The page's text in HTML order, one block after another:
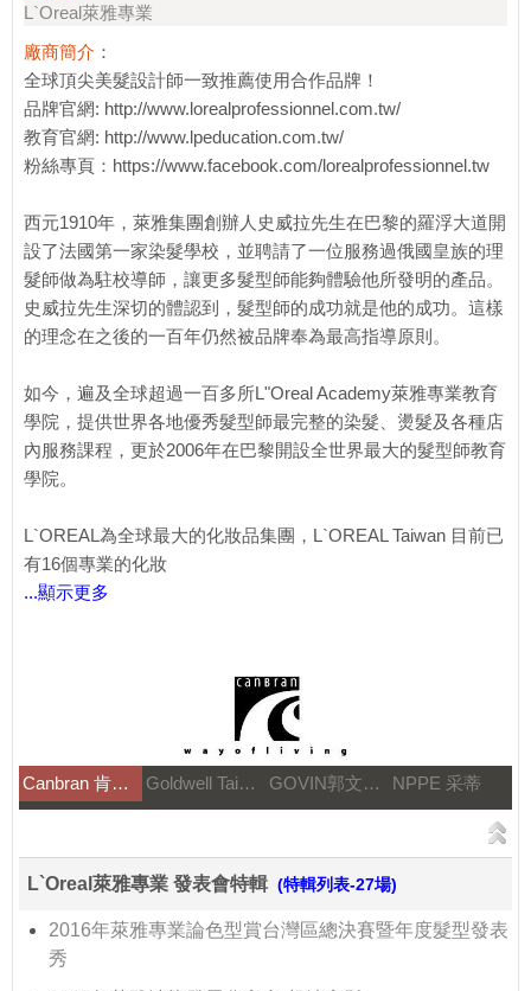
L`Oreal萊雅專業
廠商簡介 ：
全球頂尖美髮設計師一致推薦使用合作品牌！
品牌官網: http://www.lorealprofessionnel.com.tw/
教育官網: http://www.lpeducation.com.tw/
粉絲專頁：https://www.facebook.com/lorealprofessionnel.tw
西元1910年，萊雅集團創辦人史威拉先生在巴黎的羅浮大道開
設了法國第一家染髮學校，並聘請了一位服務過俄國皇族的理
髮師做為駐校導師，讓更多髮型師能夠體驗他所發明的產品。
史威拉先生深切的體認到，髮型師的成功就是他的成功。這樣
的理念在之後的一百年仍然被品牌奉為最高指導原則。
如今，遍及全球超過一百多所L"Oreal Academy萊雅專業教育
學院，提供世界各地優秀髮型師最完整的染髮、燙髮及各種店
內服務課程，更於2006年在巴黎開設全世界最大的髮型師教育
學院。
L`OREAL為全球最大的化妝品集團，L`OREAL Taiwan 目前已
有16個專業的化妝
...顯示更多
Canbran 肯邦國際 Goldwell Taiwan GOVIN郭文髮藝 NPPE 采蒂
L`Oreal萊雅專業 發表會特輯 (特輯列表-27場)
2016年萊雅專業論色型賞台灣區總決賽暨年度髮型發表
秀